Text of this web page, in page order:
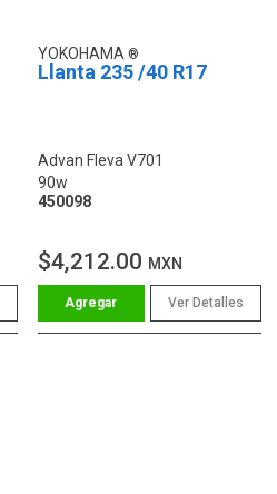
YOKOHAMA
Llanta 235 /40 R17
Advan Fleva V701
90w
450098
$4,212.00 MXN
Ver Detalles